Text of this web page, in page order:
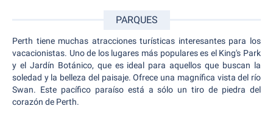
PARQUES
Perth tiene muchas atracciones turísticas interesantes para los
vacacionistas. Uno de los lugares más populares es el King's Park
y el Jardín Botánico, que es ideal para aquellos que buscan la
soledad y la belleza del paisaje. Ofrece una magnífica vista del río
Swan. Este pacífico paraíso está a sólo un tiro de piedra del
corazón de Perth.